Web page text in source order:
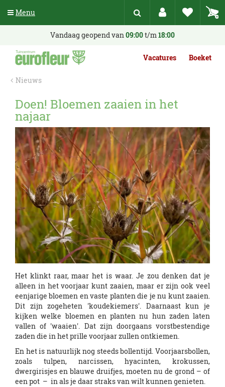
n
Nieuws
Vandaag geopend van09:00t/m18:00
Vacatures Boeket
Doen! Bloemen zaaien in het
najaar
Het klinkt raar, maar het is waar. Je zou denken dat je
alleen in het voorjaar kunt zaaien, maar er zijn ook veel
eenjarige bloemen en vaste planten die je nu kunt zaaien.
Dit zijn zogeheten 'koudekiemers'. Daarnaast kun je
kijken welke bloemen en planten nu hun zaden laten
vallen of 'waaien'. Dat zijn doorgaans vorstbestendige
zaden die in het prille voorjaar zullen ontkiemen.
En het is natuurlijk nog steeds bollentijd. Voorjaarsbollen,
zoals tulpen, narcissen, hyacinten, krokussen,
dwergirisjes en blauwe druifjes, moeten nu de grond – of
een pot – in als je daar straks van wilt kunnen genieten.
Menu